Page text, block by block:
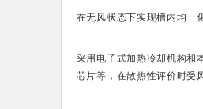
在无风状态下实现槽内均一
采用电子式加热冷却机构和
芯片等，在散热性评价时受